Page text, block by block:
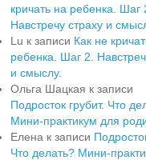
кричать на ребенка. Шаг
Навстречу страху и
Lu к записи Как не
ребенка. Шаг 2.
и смыслу.
Ольга Шацкая к записи
Подросток грубит. Что
Мини-практикум для
Елена к записи
Что делать? Мини-